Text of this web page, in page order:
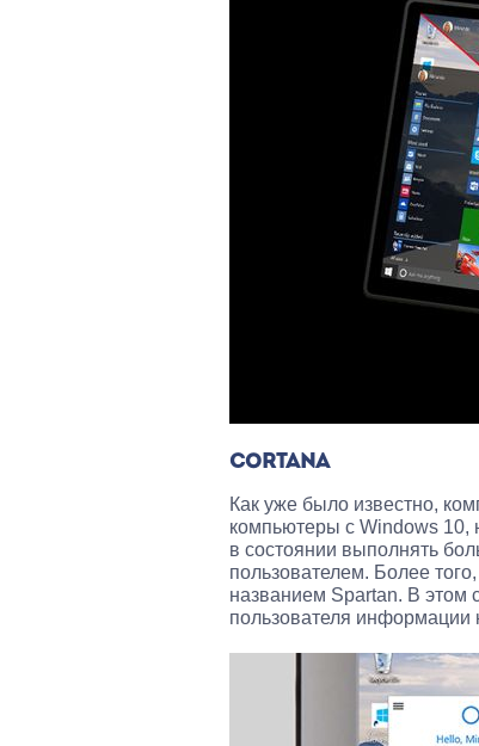
CORTANA
Как уже было известно,
компьютеры с Windows 10,
в состоянии выполнять
пользователем. Более
названием Spartan. В этом
пользователя информации